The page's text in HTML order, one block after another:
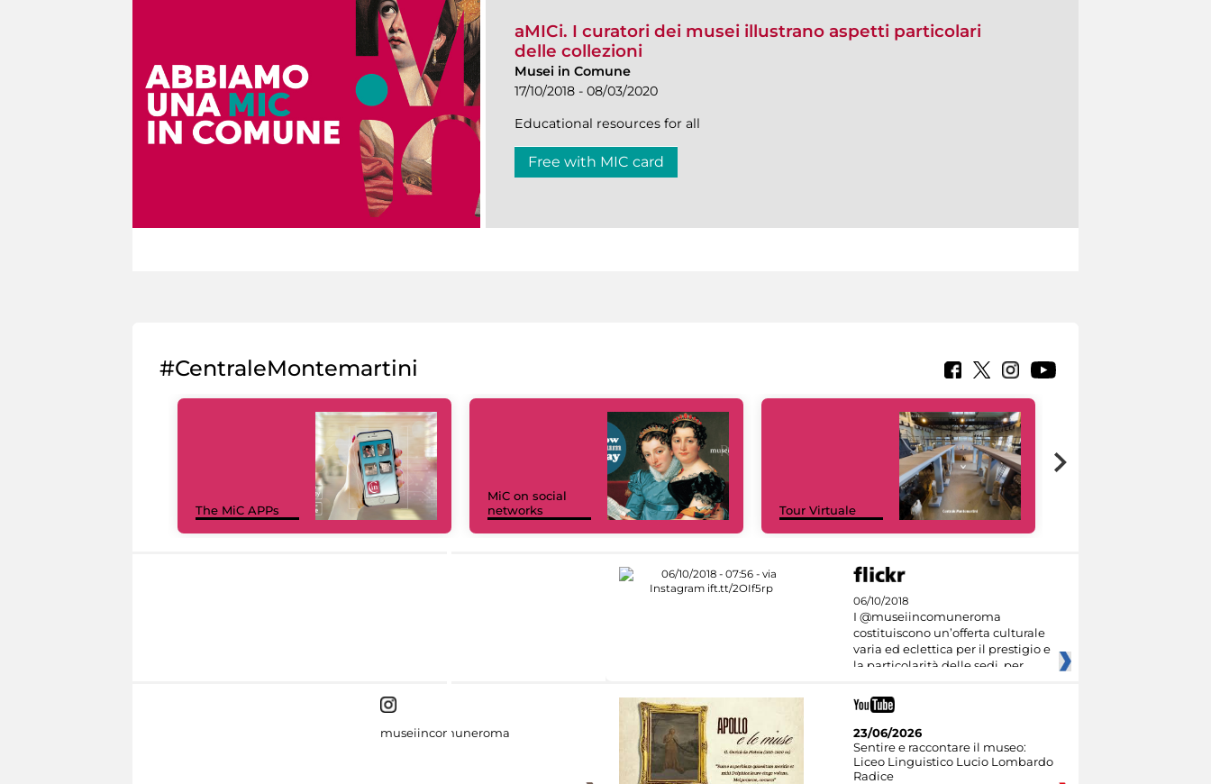
aMICi. I curatori dei musei illustrano aspetti particolari
delle collezioni
Musei in Comune
17/10/2018 - 08/03/2020
Educational resources for all
Free with MIC card
#CentraleMontemartini
The MiC APPs
MiC on social
networks
Tour Virtuale
06/10/2018
I @museiincomuneroma
costituiscono un’offerta culturale
varia ed eclettica per il prestigio e
la particolarità delle sedi, per
museiincomuneroma
23/06/2026
Sentire e raccontare il museo:
Liceo Linguistico Lucio Lombardo
Radice